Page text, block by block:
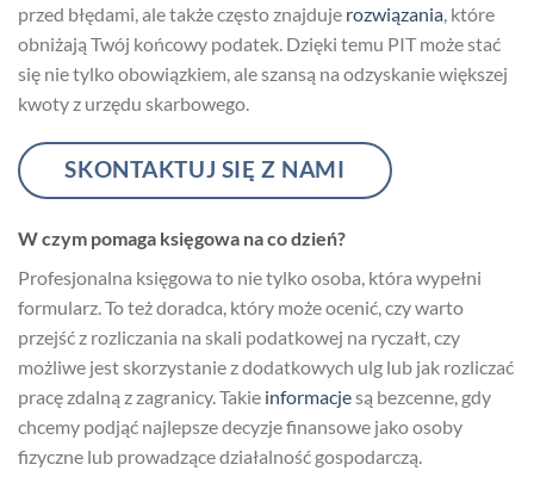
przed błędami, ale także często znajduje rozwiązania , które
obniżają Twój końcowy podatek. Dzięki temu PIT może stać
się nie tylko obowiązkiem, ale szansą na odzyskanie większej
kwoty z urzędu skarbowego.
SKONTAKTUJ SIĘ Z NAMI
W czym pomaga księgowa na co dzień?
Profesjonalna księgowa to nie tylko osoba, która wypełni
formularz. To też doradca, który może ocenić, czy warto
przejść z rozliczania na skali podatkowej na ryczałt, czy
możliwe jest skorzystanie z dodatkowych ulg lub jak rozliczać
pracę zdalną z zagranicy. Takie informacjesą bezcenne, gdy
chcemy podjąć najlepsze decyzje finansowe jako osoby
fizyczne lub prowadzące działalność gospodarczą.